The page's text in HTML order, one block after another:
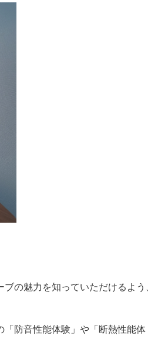
の魅力を知っていただけるよう
防音性能体験」や「断熱性能体